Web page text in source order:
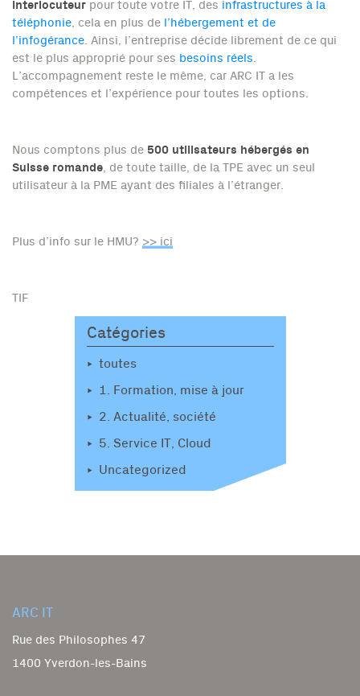
interlocuteur pour toute votre IT, des infrastructures à la
téléphonie, cela en plus de l’hébergement et de
l’infogérance. Ainsi, l’entreprise décide librement de ce qui
est le plus approprié pour ses besoins réels.
L’accompagnement reste le même, car ARC IT a les
compétences et l’expérience pour toutes les options.
Nous comptons plus de 500 utilisateurs hébergés en
Suisse romande, de toute taille, de la TPE avec un seul
utilisateur à la PME ayant des filiales à l’étranger.
Plus d’info sur le HMU? >> ici
TIF
Catégories
toutes
1. Formation, mise à jour
2. Actualité, société
5. Service IT, Cloud
Uncategorized
ARC IT
Rue des Philosophes 47
1400 Yverdon-les-Bains